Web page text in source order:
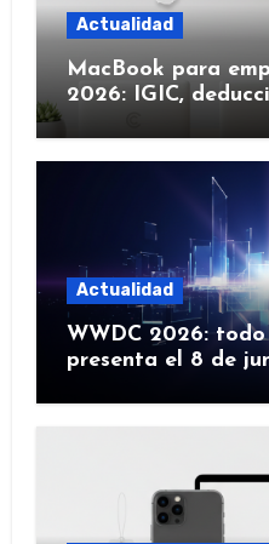
Actualidad
MacBook para
2026: IGIC,
Actualidad
WWDC 2026:
presenta el 8 de